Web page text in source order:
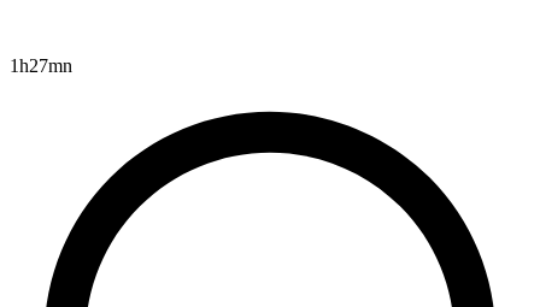
1h27mn